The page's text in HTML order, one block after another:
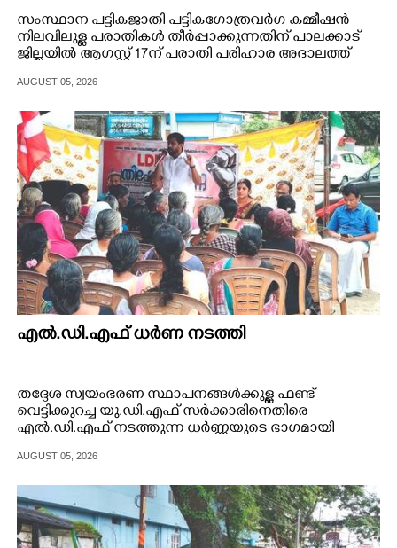
സംസ്ഥാന പട്ടികജാതി പട്ടികഗോത്രവർഗ കമ്മീഷൻ
നിലവിലുള്ള പരാതികൾ തീർപ്പാക്കുന്നതിന് പാലക്കാട്
ജില്ലയിൽ ആഗസ്റ്റ് 17ന് പരാതി പരിഹാര അദാലത്ത്
AUGUST 05, 2026
എൽ.ഡി.എഫ് ധർണ നടത്തി
തദ്ദേശ സ്വയംഭരണ സ്ഥാപനങ്ങൾക്കുള്ള ഫണ്ട്
വെട്ടിക്കുറച്ച യു.ഡി.എഫ് സർക്കാരിനെതിരെ
എൽ.ഡി.എഫ് നടത്തുന്ന ധർണ്ണയുടെ ഭാഗമായി
എൽ.ഡി.എഫ് ധർണ യുവജനതാദൾ സംസ്ഥാന
AUGUST 05, 2026